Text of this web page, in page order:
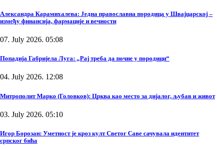
Александра Карамихалева: Једна православна породица у Швајцарској –
између финансија, фармације и вечности
07. July 2026. 05:08
Попадија Габријела Луга: „Рај треба да почне у породици“
04. July 2026. 12:08
Митрополит Марко (Головков): Црква као место за дијалог, љубав и живот
03. July 2026. 05:10
Игор Борозан: Уметност је кроз култ Светог Саве сачувала идентитет
српског бића